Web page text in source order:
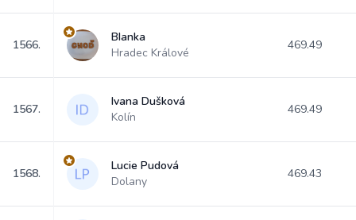
1566.
BIanka
Hradec Králové
469.49
1567.
Ivana Dušková
Kolín
469.49
1568.
Lucie Pudová
Dolany
469.43